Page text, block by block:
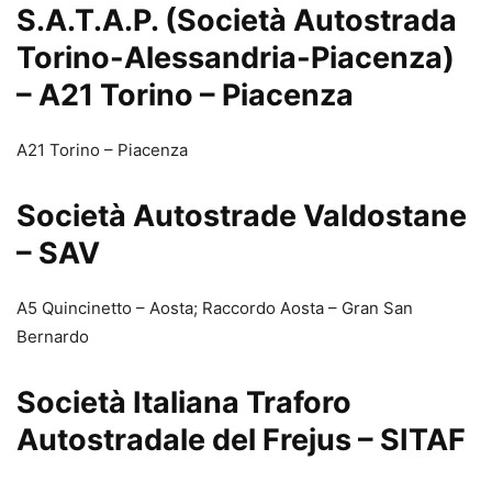
S.A.T.A.P. (Società Autostrada
Torino-Alessandria-Piacenza)
– A21 Torino – Piacenza
A21 Torino – Piacenza
Società Autostrade Valdostane
– SAV
A5 Quincinetto – Aosta; Raccordo Aosta – Gran San
Bernardo
Società Italiana Traforo
Autostradale del Frejus – SITAF